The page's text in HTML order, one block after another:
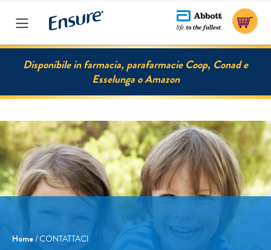
I NOSTRI PRODOTTI
PER LA SALUTE DI
ENSURE
ADVANCE
PER LA SALUTE DI
ENSURE ADVANCE
BASE VEGETALE
Disponibile in farmacia, parafarmacie Coop, Conad e
Esselunga o Amazon
Home/ CONTATTACI